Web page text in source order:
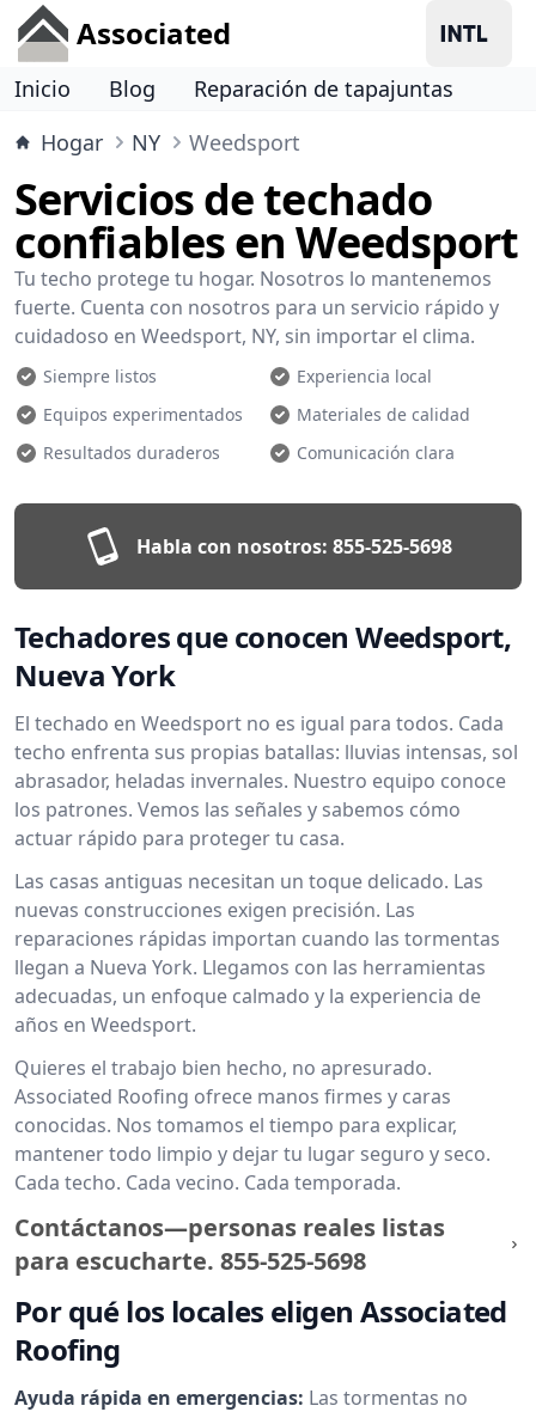
Associated
Inicio Blog
Reparación de tapajuntas
Hogar
NY Weedsport
Servicios de techado
confiables en Weedsport
Tu techo protege tu hogar. Nosotros lo mantenemos
fuerte. Cuenta con nosotros para un servicio rápido y
cuidadoso en Weedsport, NY, sin importar el clima.
Siempre listos
Experiencia local
Equipos experimentados
Materiales de calidad
Resultados duraderos
Comunicación clara
Habla con nosotros: 855-525-5698
Techadores que conocen Weedsport,
Nueva York
El techado en Weedsport no es igual para todos. Cada
techo enfrenta sus propias batallas: lluvias intensas, sol
abrasador, heladas invernales. Nuestro equipo conoce
los patrones. Vemos las señales y sabemos cómo
actuar rápido para proteger tu casa.
Las casas antiguas necesitan un toque delicado. Las
nuevas construcciones exigen precisión. Las
reparaciones rápidas importan cuando las tormentas
llegan a Nueva York. Llegamos con las herramientas
adecuadas, un enfoque calmado y la experiencia de
años en Weedsport.
Quieres el trabajo bien hecho, no apresurado.
Associated Roofing ofrece manos firmes y caras
conocidas. Nos tomamos el tiempo para explicar,
mantener todo limpio y dejar tu lugar seguro y seco.
Cada techo. Cada vecino. Cada temporada.
Contáctanos—personas reales listas
para escucharte. 855-525-5698
Por qué los locales eligen Associated
Roofing
Ayuda rápida en emergencias: Las tormentas no